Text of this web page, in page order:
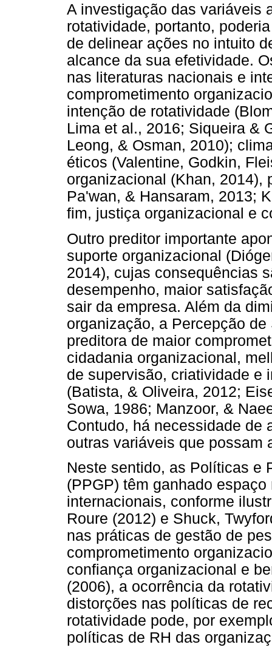
A investigação das variáveis
rotatividade, portanto,
de delinear ações no intuito
alcance da sua efetividade.
nas literaturas nacionais e
comprometimento
intenção de rotatividade
Lima et al., 2016; Siqueira &
Leong, & Osman, 2010);
éticos (Valentine, Godkin,
organizacional (Khan, 2014),
Pa'wan, & Hansaram, 2013;
fim, justiça organizacional e
Outro preditor importante
suporte organizacional
2014), cujas consequências
desempenho, maior
sair da empresa. Além da
organização, a Percepção
preditora de maior
cidadania organizacional,
de supervisão, criatividade e
(Batista, & Oliveira, 2012;
Sowa, 1986; Manzoor, &
Contudo, há necessidade de
outras variáveis que possam
Neste sentido, as Políticas e
(PPGP) têm ganhado
internacionais, conforme
Roure (2012) e Shuck,
nas práticas de gestão de
comprometimento
confiança organizacional e
(2006), a ocorrência da
distorções nas políticas de
rotatividade pode, por
políticas de RH das